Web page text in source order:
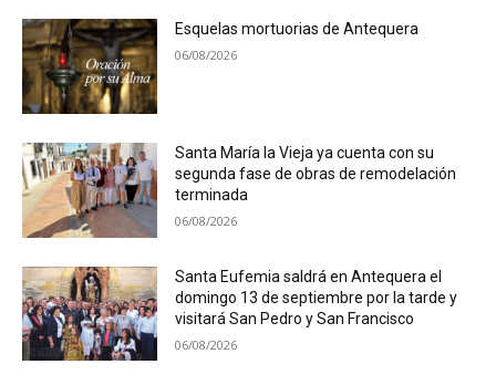
Esquelas mortuorias de Antequera
06/08/2026
Santa María la Vieja ya cuenta con su
segunda fase de obras de remodelación
terminada
06/08/2026
Santa Eufemia saldrá en Antequera el
domingo 13 de septiembre por la tarde y
visitará San Pedro y San Francisco
06/08/2026